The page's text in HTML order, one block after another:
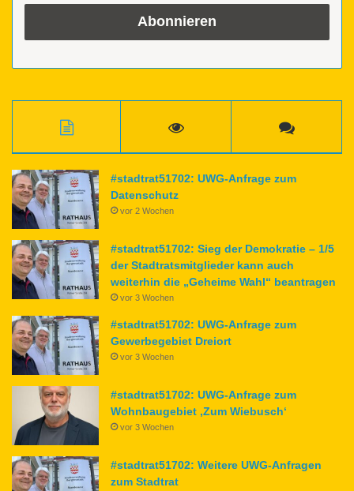
#stadtrat51702: UWG-Anfrage zum
Datenschutz
vor 2 Wochen
#stadtrat51702: Sieg der Demokratie – 1/5
der Stadtratsmitglieder kann auch
weiterhin die „Geheime Wahl“ beantragen
vor 3 Wochen
#stadtrat51702: UWG-Anfrage zum
Gewerbegebiet Dreiort
vor 3 Wochen
#stadtrat51702: UWG-Anfrage zum
Wohnbaugebiet ‚Zum Wiebusch‘
vor 3 Wochen
#stadtrat51702: Weitere UWG-Anfragen
zum Stadtrat